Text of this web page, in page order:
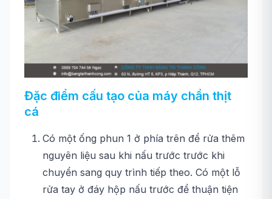
Đặc điểm cấu tạo của máy chần thịt
cá
Có một ống phun 1 ở phía trên để rửa thêm
nguyên liệu sau khi nấu trước trước khi
chuyển sang quy trình tiếp theo. Có một lỗ
rửa tay ở đáy hộp nấu trước để thuận tiện